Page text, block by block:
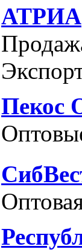
АТРИА
Пекос